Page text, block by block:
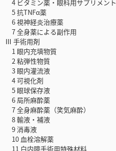
4 ビタミン薬・眼科用サプリメント
5 抗TNFα薬
6 視神経炎治療薬
7 全身薬による副作用
Ⅲ 手術用剤
1 眼内充填物質
2 粘弾性物質
3 眼内灌流液
4 可視化剤
5 眼球保存液
6 局所麻酔薬
7 全身麻酔薬（笑気麻酔）
8 輸液・補液
9 消毒液
10 血栓溶解薬
11 白内障手術用特殊材料